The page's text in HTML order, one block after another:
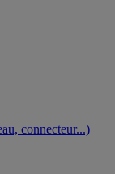
connecteur...)